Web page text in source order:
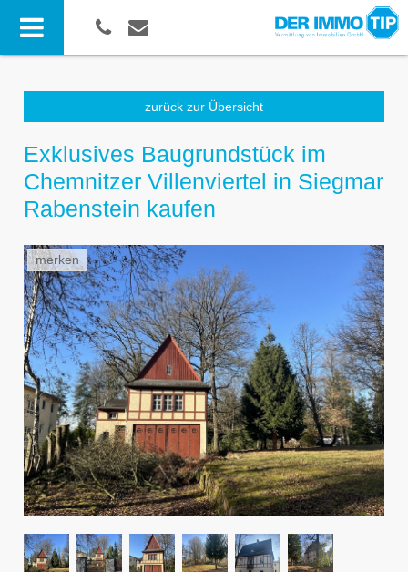
zurück zur Übersicht
Exklusives Baugrundstück im
Chemnitzer Villenviertel in Siegmar
Rabenstein kaufen
merken